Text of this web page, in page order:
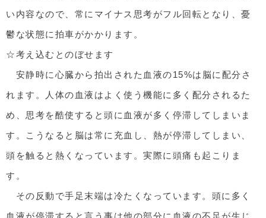
い内容なので、常にマイナス思考がフル回転となり、憂
鬱な状態に拍車がかかります。
☆考え込むとのぼせます
安静時に心臓から拍出された血液の15%は脳に配分さ
れます。人体の血液はよく使う機能に多く配分されるた
め、思考を酷使すると頭に血液が多く停滞してしまいま
す。こうなると脳は常に充血し、熱が停滞してしまい、
頭を触ると熱くなっています。実際に頭痛も起こりま
す。
その反動で手足末端は冷たくなっています。頭に多く
血液が停滞すると言う事は他の部分に血液の不足が生じ